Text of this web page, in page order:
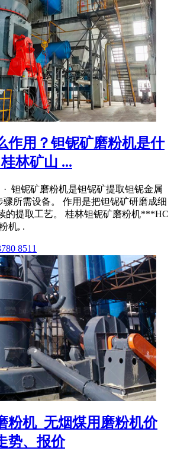
作用？钽铌矿磨粉机是什
林矿山 ...
· 钽铌矿磨粉机是钽铌矿提取钽铌金属
骤所需设备。 作用是把钽铌矿研磨成细
的提取工艺。 桂林钽铌矿磨粉机***HC
机, .
8511
粉机_无烟煤用磨粉机价
势、报价